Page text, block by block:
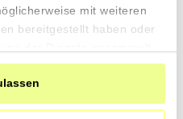
mit weiteren
bereitgestellt haben oder
Geschmack.
zu dir.